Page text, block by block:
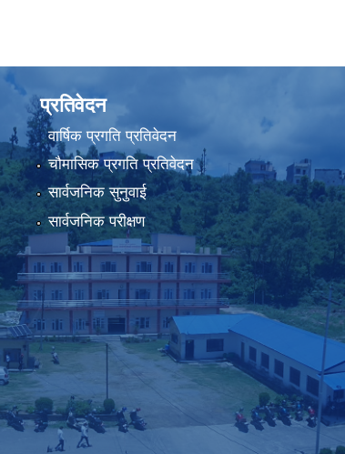
प्रतिवेदन
वार्षिक प्रगति प्रतिवेदन
चौमासिक प्रगति प्रतिवेदन
सार्वजनिक सुनुवाई
सार्वजनिक परीक्षण